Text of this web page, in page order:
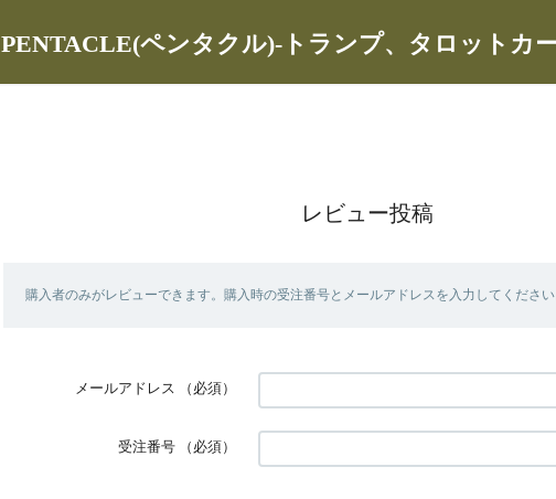
PENTACLE(ペンタクル)-トランプ、タロットカ
レビュー投稿
購入者のみがレビューできます。購入時の受注番号とメールアドレスを入力してください
メールアドレス （必須）
受注番号 （必須）